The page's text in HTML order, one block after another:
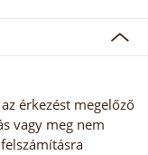
érkezést megelőző
vagy meg nem